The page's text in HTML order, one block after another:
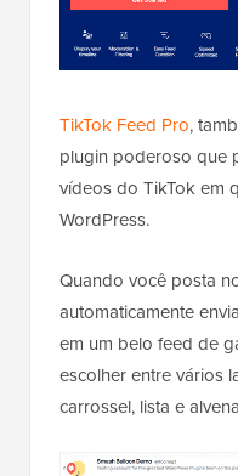
TikTok Feed Pro,
plugin poderoso que
vídeos do TikTok em
WordPress.
Quando você posta
automaticamente
em um belo feed de
escolher entre vários
carrossel, lista e